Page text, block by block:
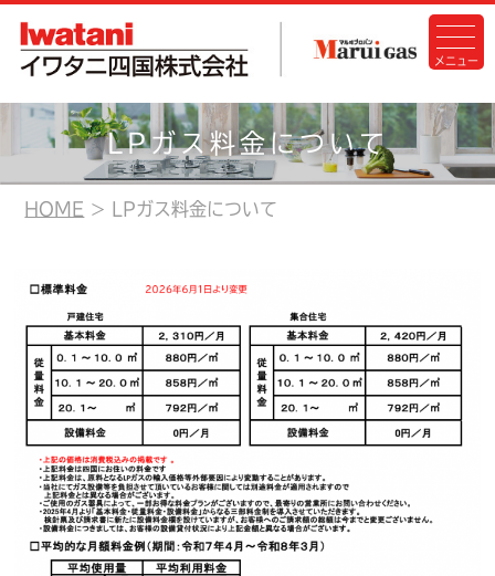
LPガス料金について
HOME LPガス料金について